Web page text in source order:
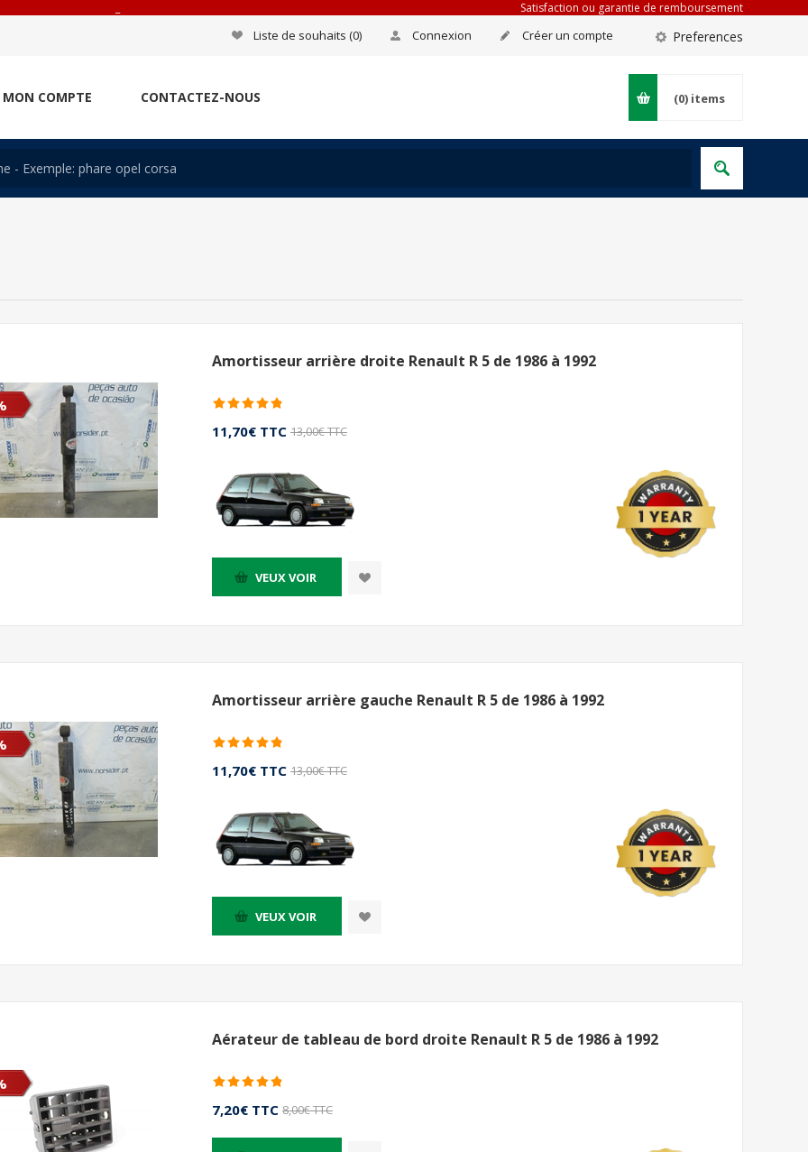
Satisfaction ou garantie de remboursement
Preferences
Créer un compte
Connexion
Liste de souhaits (0)
MON COMPTE CONTACTEZ-NOUS (0) items
Amortisseur arrière droite Renault R 5 de 1986 à 1992
11,70€ TTC 13,00€ TTC
VEUX VOIR
Amortisseur arrière gauche Renault R 5 de 1986 à 1992
11,70€ TTC 13,00€ TTC
VEUX VOIR
Aérateur de tableau de bord droite Renault R 5 de 1986 à 1992
7,20€ TTC 8,00€ TTC